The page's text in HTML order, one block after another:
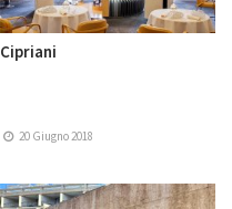
Cipriani
20 Giugno 2018